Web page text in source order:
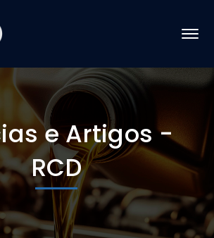
e Artigos -
RCD